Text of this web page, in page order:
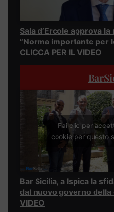
Sala d’Ercole approva
“Norma importante per
CLICCA PER IL VIDEO
Fai clic per
cookie per questo
Bar Sicilia, a Ispica la
dal nuovo governo della
VIDEO